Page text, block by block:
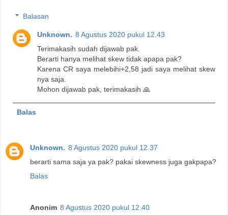
Balasan
Unknown. 8 Agustus 2020 pukul 12.43
Terimakasih sudah dijawab pak.
Berarti hanya melihat skew tidak apapa pak?
Karena CR saya melebihi+2,58 jadi saya melihat skew
nya saja.
Mohon dijawab pak, terimakasih 🙏
Balas
Unknown. 8 Agustus 2020 pukul 12.37
berarti sama saja ya pak? pakai skewness juga gakpapa?
Balas
Anonim 8 Agustus 2020 pukul 12.40